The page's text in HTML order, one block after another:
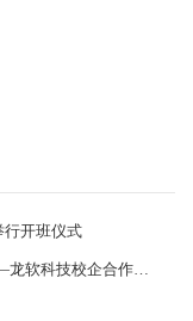
行开班仪式